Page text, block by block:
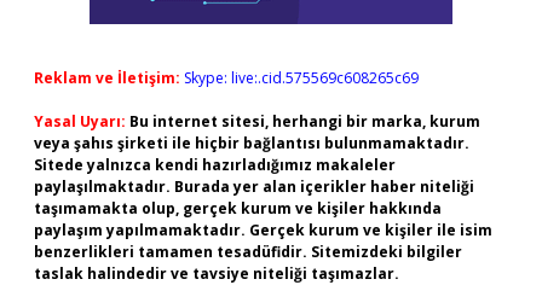
Reklam ve İletişim: Skype: live:.cid.575569c608265c69
Yasal Uyarı: Bu internet sitesi, herhangi bir marka, kurum
veya şahıs şirketi ile hiçbir bağlantısı bulunmamaktadır.
Sitede yalnızca kendi hazırladığımız makaleler
paylaşılmaktadır. Burada yer alan içerikler haber niteliği
taşımamakta olup, gerçek kurum ve kişiler hakkında
paylaşım yapılmamaktadır. Gerçek kurum ve kişiler ile isim
benzerlikleri tamamen tesadüfidir. Sitemizdeki bilgiler
taslak halindedir ve tavsiye niteliği taşımazlar.